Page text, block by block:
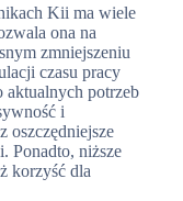
Kii ma wiele
ona na
zmniejszeniu
czasu pracy
aktualnych potrzeb
i
oszczędniejsze
Ponadto, niższe
korzyść dla